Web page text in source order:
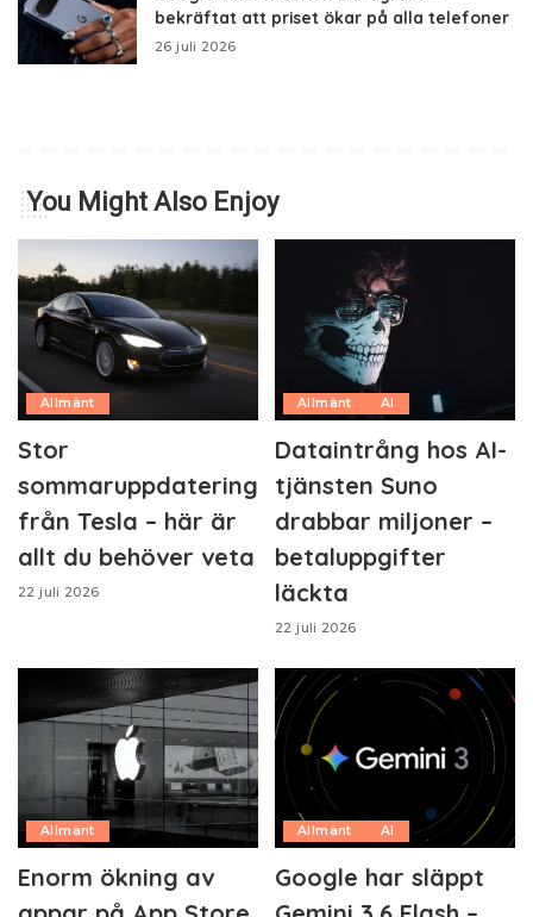
bekräftat att priset ökar på alla telefoner
26 juli 2026
You Might Also Enjoy
Allmänt
Stor
sommaruppdatering
från Tesla – här är
allt du behöver veta
22 juli 2026
Allmänt AI
Dataintrång hos AI-
tjänsten Suno
drabbar miljoner –
betaluppgifter
läckta
22 juli 2026
Allmänt
Enorm ökning av
Allmänt AI
Google har släppt